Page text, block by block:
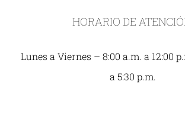
HORARIO DE
Lunes a Viernes – 8:00 a.m. a 12:00
a 5:30 p.m.